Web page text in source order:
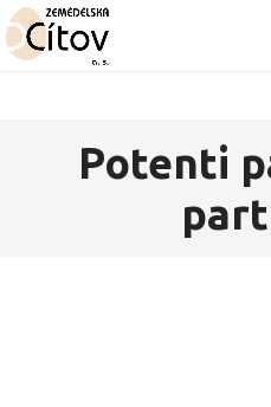
Potenti